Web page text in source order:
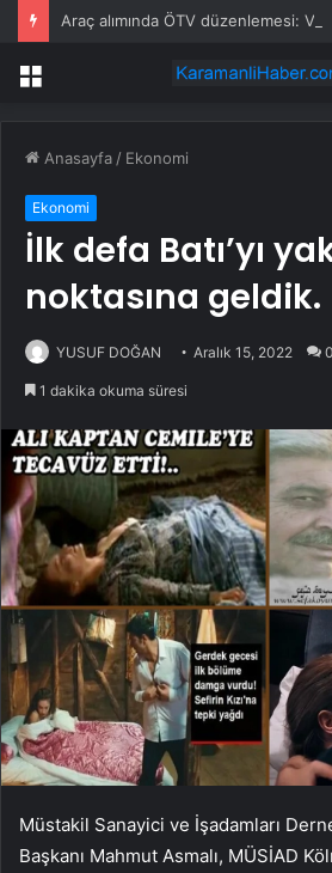
Menü
Anasayfa / Ekonomi
Ekonomi
İlk defa Batı’yı
noktasına geldik.
YUSUF DOĞAN Aralık 15, 2022 0
1 dakika okuma süresi
Müstakil Sanayici ve İşadamları
Başkanı Mahmut Asmalı, MÜSİAD